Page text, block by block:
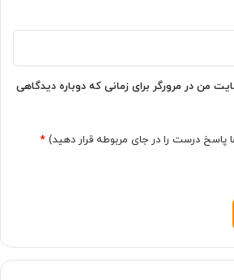
من در مرورگر برای زمانی که دوباره دیدگاهی
درست را در جای مربوطه قرار دهید) *